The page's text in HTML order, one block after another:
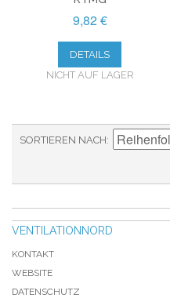
9,82 €
DETAILS
NICHT AUF LAGER
SORTIEREN NACH
VENTILATIONNORD
KONTAKT
WEBSITE
DATENSCHUTZ